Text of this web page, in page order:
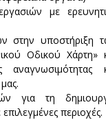
με
στην υποστήριξη
Οδικού Χάρτη»
αναγνωσιμότητας
για τη
περιοχές.